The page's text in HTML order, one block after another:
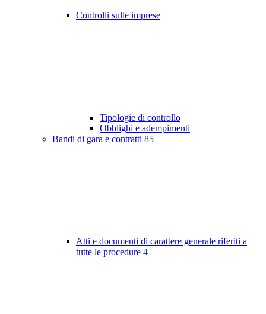
Controlli sulle imprese
Tipologie di controllo
Obblighi e adempimenti
Bandi di gara e contratti 85
Atti e documenti di carattere generale riferiti a
tutte le procedure 4